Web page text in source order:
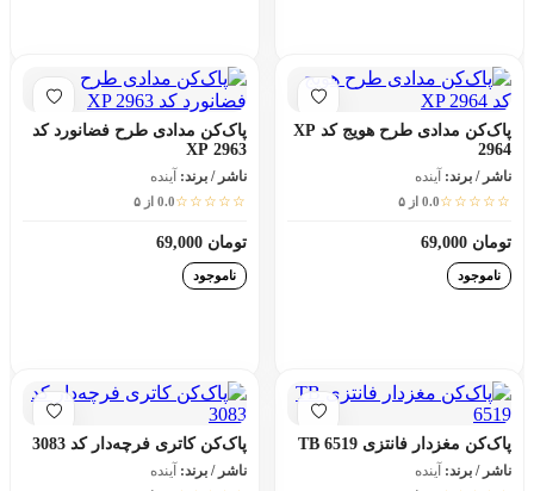
پاک‌کن مدادی طرح هویج کد XP
2964
ناشر / برند: آینده
☆☆☆☆☆0.0 از ۵
تومان 69,000
ناموجود
پاک‌کن مدادی طرح فضانورد کد
XP 2963
ناشر / برند: آینده
☆☆☆☆☆0.0 از ۵
تومان 69,000
ناموجود
پاک‌کن مغزدار فانتزی TB 6519
ناشر / برند: آینده
پاک‌کن کاتری فرچه‌دار کد 3083
ناشر / برند: آینده